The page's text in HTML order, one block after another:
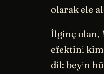
olarak ele
İlginç olan,
efektini
dil: beyin